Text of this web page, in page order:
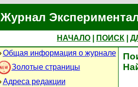
Журнал
НАЧАЛО ПОИСК
Общая информация о журнале
Золотые страницы
Адреса редакции